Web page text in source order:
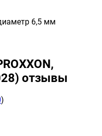
6,5 мм
отзывы
)